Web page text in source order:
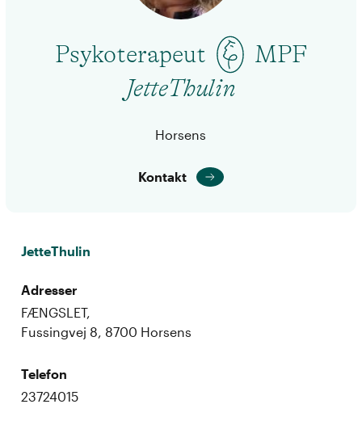
Psykoterapeut
MPF
JetteThulin
Horsens
Kontakt
JetteThulin
Adresser
FÆNGSLET,
Fussingvej 8, 8700 Horsens
Telefon
23724015